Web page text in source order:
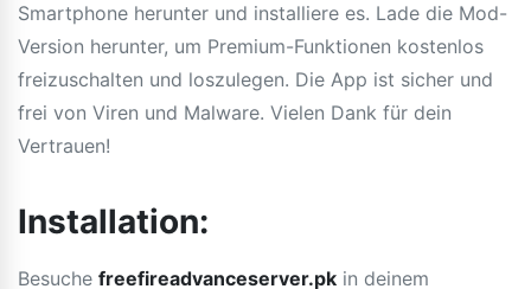
Smartphone herunter und installiere es. Lade die Mod-
Version herunter, um Premium-Funktionen kostenlos
freizuschalten und loszulegen. Die App ist sicher und
frei von Viren und Malware. Vielen Dank für dein
Vertrauen!
Installation:
Besuche freefireadvanceserver.pk in deinem